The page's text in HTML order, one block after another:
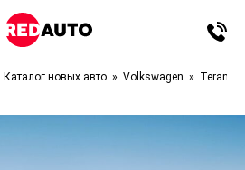
Каталог новых авто Volkswagen